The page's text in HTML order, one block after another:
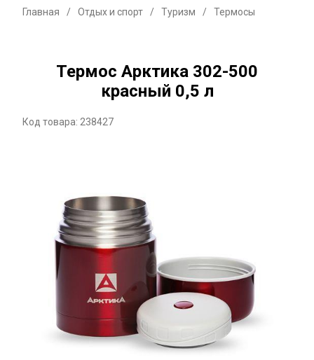
Главная / Отдых и спорт / Туризм / Термосы
Термос Арктика 302-500
красный 0,5 л
Код товара: 238427